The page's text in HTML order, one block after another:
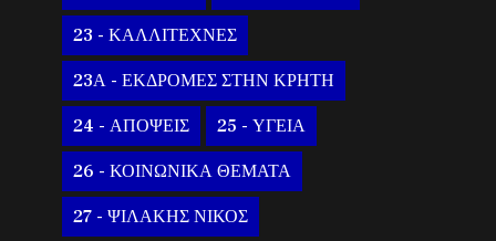
23 - ΚΑΛΛΙΤΕΧΝΕΣ
23Α - ΕΚΔΡΟΜΕΣ ΣΤΗΝ ΚΡΗΤΗ
24 - ΑΠΟΨΕΙΣ 25 - ΥΓΕΙΑ
26 - ΚΟΙΝΩΝΙΚΑ ΘΕΜΑΤΑ
27 - ΨΙΛΑΚΗΣ ΝΙΚΟΣ